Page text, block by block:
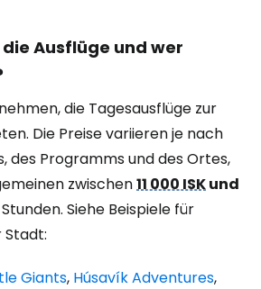
Ausflüge und wer
die Tagesausflüge zur
Die Preise variieren je nach
des Programms und des Ortes,
zwischen11 000 ISKund
Siehe Beispiele für
Stadt:
Giants, Húsavík Adventures,